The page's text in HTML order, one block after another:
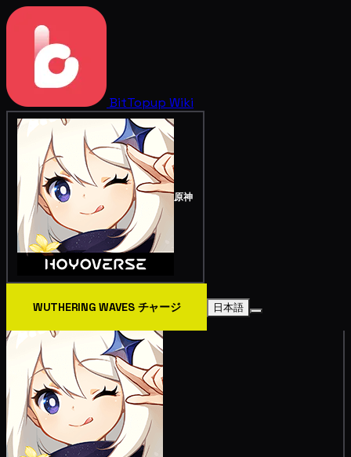
BitTopup Wiki
原神
WUTHERING WAVES チャージ 日本語